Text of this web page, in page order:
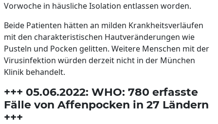
Vorwoche in häusliche Isolation entlassen worden.
Beide Patienten hätten an milden Krankheitsverläufen
mit den charakteristischen Hautveränderungen wie
Pusteln und Pocken gelitten. Weitere Menschen mit der
Virusinfektion würden derzeit nicht in der München
Klinik behandelt.
+++ 05.06.2022: WHO: 780 erfasste
Fälle von Affenpocken in 27 Ländern
+++